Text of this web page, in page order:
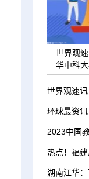
世界观
华中科
2023中国
热点！福